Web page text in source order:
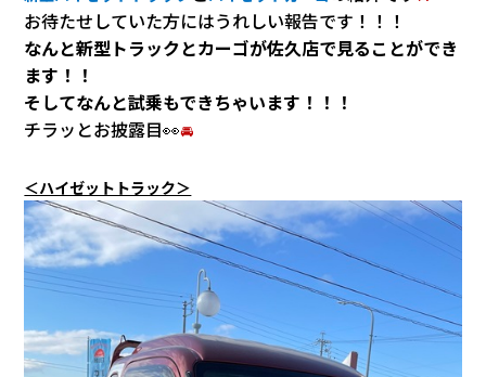
カタ
お待たせしていた方にはうれしい報告です！！！
なんと新型トラックとカーゴが佐久店で見ることができ
ます！！
そしてなんと試乗もできちゃいます！！！
チラッとお披露目👀🚘
＜ハイゼットトラック＞